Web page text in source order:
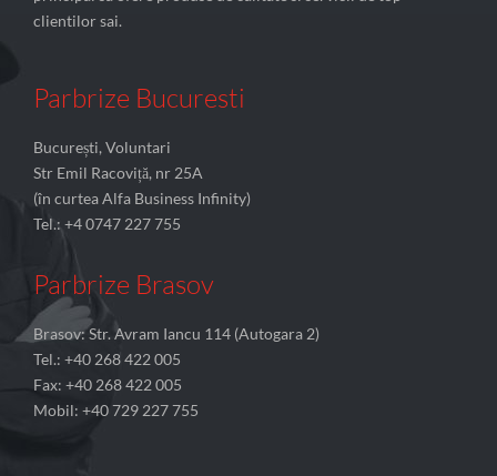
clientilor sai.
Parbrize Bucuresti
București, Voluntari
Str Emil Racoviță, nr 25A
(în curtea Alfa Business Infinity)
Tel.: +4 0747 227 755
Parbrize Brasov
Brasov: Str. Avram Iancu 114 (Autogara 2)
Tel.: +40 268 422 005
Fax: +40 268 422 005
Mobil: +40 729 227 755